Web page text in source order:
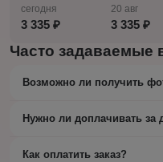
сегодня
3 335 ₽
20 авг
3 335 ₽
Часто задаваемые
Возможно ли получить
Нужно ли доплачивать за
Как оплатить заказ?